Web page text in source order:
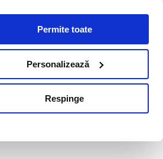
Permite toate
Personalizează
Respinge